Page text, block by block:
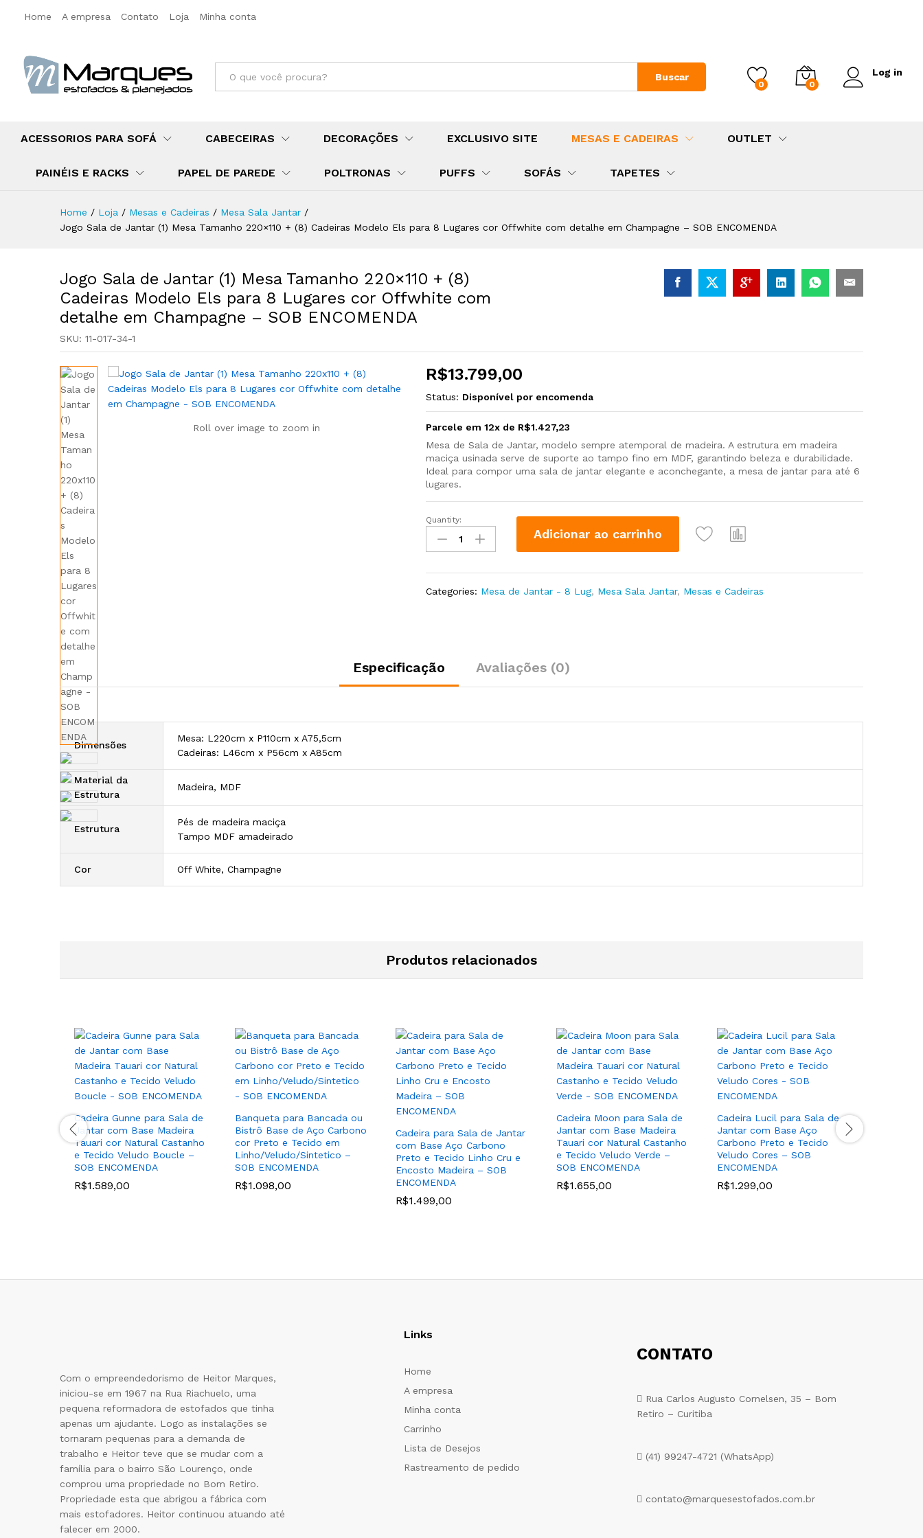
Home A empresa Contato Loja Minha conta
Buscar
0 0
Log in
ACESSORIOS PARA SOFÁ CABECEIRAS DECORAÇÕES EXCLUSIVO SITE MESAS E CADEIRAS OUTLET
PAINÉIS E RACKS PAPEL DE PAREDE POLTRONAS PUFFS SOFÁS TAPETES
Home / Loja / Mesas e Cadeiras / Mesa Sala Jantar /
Jogo Sala de Jantar (1) Mesa Tamanho 220×110 + (8) Cadeiras Modelo Els para 8 Lugares cor Offwhite com detalhe em Champagne – SOB ENCOMENDA
Jogo Sala de Jantar (1) Mesa Tamanho 220×110 + (8)
Cadeiras Modelo Els para 8 Lugares cor Offwhite com
detalhe em Champagne – SOB ENCOMENDA
SKU: 11-017-34-1
Roll over image to zoom in
R$13.799,00
Status: Disponível por encomenda
Parcele em 12x de R$1.427,23
Mesa de Sala de Jantar, modelo sempre atemporal de madeira. A estrutura em madeira
maciça usinada serve de suporte ao tampo fino em MDF, garantindo beleza e durabilidade.
Ideal para compor uma sala de jantar elegante e aconchegante, a mesa de jantar para até 6
lugares.
Quantity:
Adicionar ao carrinho
Categories: Mesa de Jantar - 8 Lug, Mesa Sala Jantar, Mesas e Cadeiras
Especificação Avaliações (0)
Dimensões
Mesa: L220cm x P110cm x A75,5cm
Cadeiras: L46cm x P56cm x A85cm
Material da
Estrutura
Madeira, MDF
Estrutura
Pés de madeira maciça
Tampo MDF amadeirado
Cor Off White, Champagne
Produtos relacionados
Cadeira Gunne para Sala de
Jantar com Base Madeira
Tauari cor Natural Castanho
e Tecido Veludo Boucle –
SOB ENCOMENDA
R$1.589,00
Banqueta para Bancada ou
Bistrô Base de Aço Carbono
cor Preto e Tecido em
Linho/Veludo/Sintetico –
SOB ENCOMENDA
R$1.098,00
Cadeira para Sala de Jantar
com Base Aço Carbono
Preto e Tecido Linho Cru e
Encosto Madeira – SOB
ENCOMENDA
R$1.499,00
Cadeira Moon para Sala de
Jantar com Base Madeira
Tauari cor Natural Castanho
e Tecido Veludo Verde –
SOB ENCOMENDA
R$1.655,00
Cadeira Lucil para Sala de
Jantar com Base Aço
Carbono Preto e Tecido
Veludo Cores – SOB
ENCOMENDA
R$1.299,00
Com o empreendedorismo de Heitor Marques,
iniciou-se em 1967 na Rua Riachuelo, uma
pequena reformadora de estofados que tinha
apenas um ajudante. Logo as instalações se
tornaram pequenas para a demanda de
trabalho e Heitor teve que se mudar com a
família para o bairro São Lourenço, onde
comprou uma propriedade no Bom Retiro.
Propriedade esta que abrigou a fábrica com
mais estofadores. Heitor continuou atuando até
falecer em 2000.
Links
Home
A empresa
Minha conta
Carrinho
Lista de Desejos
Rastreamento de pedido
CONTATO
Rua Carlos Augusto Cornelsen, 35 – Bom
Retiro – Curitiba
(41) 99247-4721 (WhatsApp)
contato@marquesestofados.com.br